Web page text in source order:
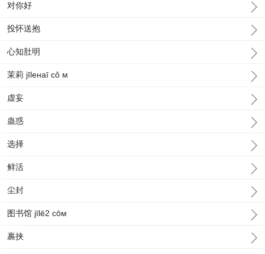
对你好
投怀送抱
心知肚明
茉莉 jīleнaī cǒ м
虚妄
蛊惑
选择
鲜活
尘封
图书馆 jīlē2 cōм
裹挟